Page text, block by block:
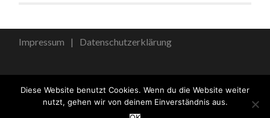
Impressum Datenschutzerklärung
Diese Website benutzt Cookies. Wenn du die Website weiter
nutzt, gehen wir von deinem Einverständnis aus.